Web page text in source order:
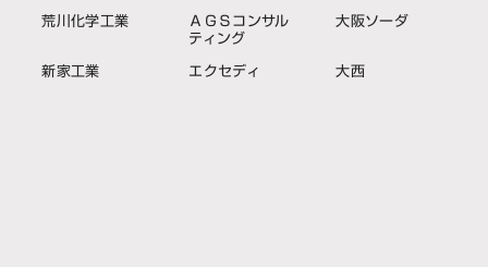
荒川化学工業
新家工業
ＡＧＳコンサル
ティング
エクセディ
大阪ソーダ
大西